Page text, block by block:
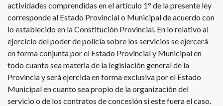
actividades comprendidas en el artículo 1° de la presente ley
corresponde al Estado Provincial o Municipal de acuerdo con
lo establecido en la Constitución Provincial. En lo relativo al
ejercicio del poder de policía sobre los servicios se ejercerá
en forma conjunta por el Estado Provincial y Municipal en
todo cuanto sea materia de la legislación general de la
Provincia y será ejercida en forma exclusiva por el Estado
Municipal en cuanto sea propio de la organización del
servicio o de los contratos de concesión si este fuera el caso.